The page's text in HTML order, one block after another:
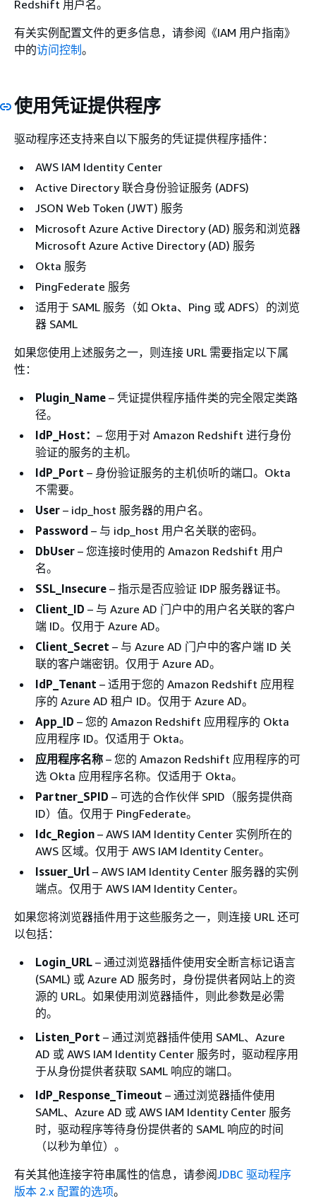
Redshift 用户名。
有关实例配置文件的更多信息，请参阅《IAM 用户指南》
中的访问控制。
使用凭证提供程序
驱动程序还支持来自以下服务的凭证提供程序插件：
AWS IAM Identity Center
Active Directory 联合身份验证服务 (ADFS)
JSON Web Token (JWT) 服务
Microsoft Azure Active Directory (AD) 服务和浏览器
Microsoft Azure Active Directory (AD) 服务
Okta 服务
PingFederate 服务
适用于 SAML 服务（如 Okta、Ping 或 ADFS）的浏览
器 SAML
如果您使用上述服务之一，则连接 URL 需要指定以下属
性：
Plugin_Name – 凭证提供程序插件类的完全限定类路
径。
IdP_Host： – 您用于对 Amazon Redshift 进行身份
验证的服务的主机。
IdP_Port – 身份验证服务的主机侦听的端口。Okta
不需要。
User – idp_host 服务器的用户名。
Password – 与 idp_host 用户名关联的密码。
DbUser – 您连接时使用的 Amazon Redshift 用户
名。
SSL_Insecure – 指示是否应验证 IDP 服务器证书。
Client_ID – 与 Azure AD 门户中的用户名关联的客户
端 ID。仅用于 Azure AD。
Client_Secret – 与 Azure AD 门户中的客户端 ID 关
联的客户端密钥。仅用于 Azure AD。
IdP_Tenant – 适用于您的 Amazon Redshift 应用程
序的 Azure AD 租户 ID。仅用于 Azure AD。
App_ID – 您的 Amazon Redshift 应用程序的 Okta
应用程序 ID。仅适用于 Okta。
应用程序名称 – 您的 Amazon Redshift 应用程序的可
选 Okta 应用程序名称。仅适用于 Okta。
Partner_SPID – 可选的合作伙伴 SPID（服务提供商
ID）值。仅用于 PingFederate。
Idc_Region – AWS IAM Identity Center 实例所在的
AWS 区域。仅用于 AWS IAM Identity Center。
Issuer_Url – AWS IAM Identity Center 服务器的实例
端点。仅用于 AWS IAM Identity Center。
如果您将浏览器插件用于这些服务之一，则连接 URL 还可
以包括：
Login_URL – 通过浏览器插件使用安全断言标记语言
(SAML) 或 Azure AD 服务时，身份提供者网站上的资
源的 URL。如果使用浏览器插件，则此参数是必需
的。
Listen_Port – 通过浏览器插件使用 SAML、Azure
AD 或 AWS IAM Identity Center 服务时，驱动程序用
于从身份提供者获取 SAML 响应的端口。
IdP_Response_Timeout – 通过浏览器插件使用
SAML、Azure AD 或 AWS IAM Identity Center 服务
时，驱动程序等待身份提供者的 SAML 响应的时间
（以秒为单位）。
有关其他连接字符串属性的信息，请参阅JDBC 驱动程序
版本 2.x 配置的选项。